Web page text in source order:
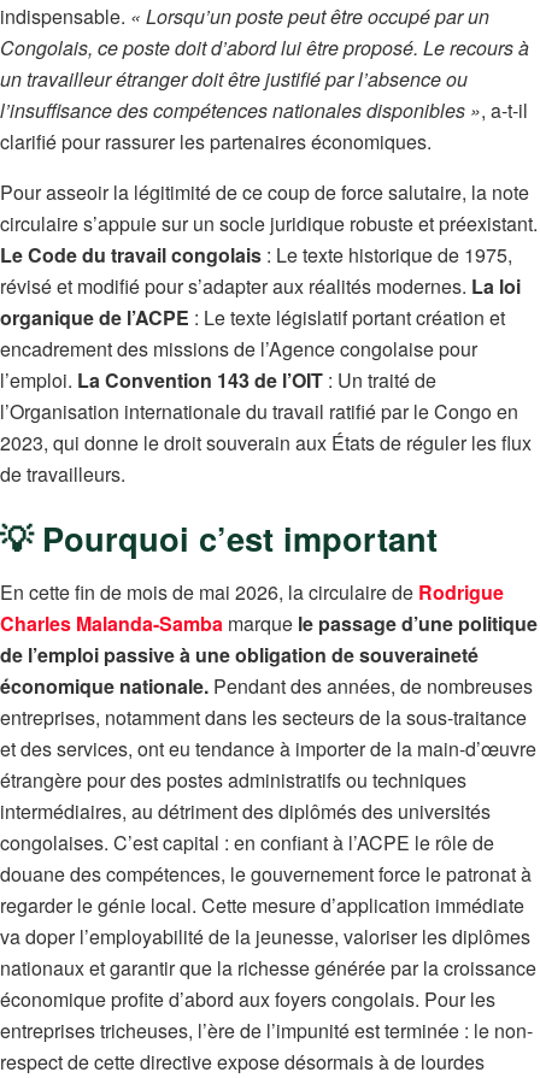
indispensable. « Lorsqu’un poste peut être occupé par un
Congolais, ce poste doit d’abord lui être proposé. Le recours à
un travailleur étranger doit être justifié par l’absence ou
l’insuffisance des compétences nationales disponibles », a-t-il
clarifié pour rassurer les partenaires économiques.
Pour asseoir la légitimité de ce coup de force salutaire, la note
circulaire s’appuie sur un socle juridique robuste et préexistant.
Le Code du travail congolais : Le texte historique de 1975,
révisé et modifié pour s’adapter aux réalités modernes. La loi
organique de l’ACPE : Le texte législatif portant création et
encadrement des missions de l’Agence congolaise pour
l’emploi. La Convention 143 de l’OIT : Un traité de
l’Organisation internationale du travail ratifié par le Congo en
2023, qui donne le droit souverain aux États de réguler les flux
de travailleurs.
💡 Pourquoi c’est important
En cette fin de mois de mai 2026, la circulaire de Rodrigue
Charles Malanda-Samba marque le passage d’une politique
de l’emploi passive à une obligation de souveraineté
économique nationale. Pendant des années, de nombreuses
entreprises, notamment dans les secteurs de la sous-traitance
et des services, ont eu tendance à importer de la main-d’œuvre
étrangère pour des postes administratifs ou techniques
intermédiaires, au détriment des diplômés des universités
congolaises. C’est capital : en confiant à l’ACPE le rôle de
douane des compétences, le gouvernement force le patronat à
regarder le génie local. Cette mesure d’application immédiate
va doper l’employabilité de la jeunesse, valoriser les diplômes
nationaux et garantir que la richesse générée par la croissance
économique profite d’abord aux foyers congolais. Pour les
entreprises tricheuses, l’ère de l’impunité est terminée : le non-
respect de cette directive expose désormais à de lourdes